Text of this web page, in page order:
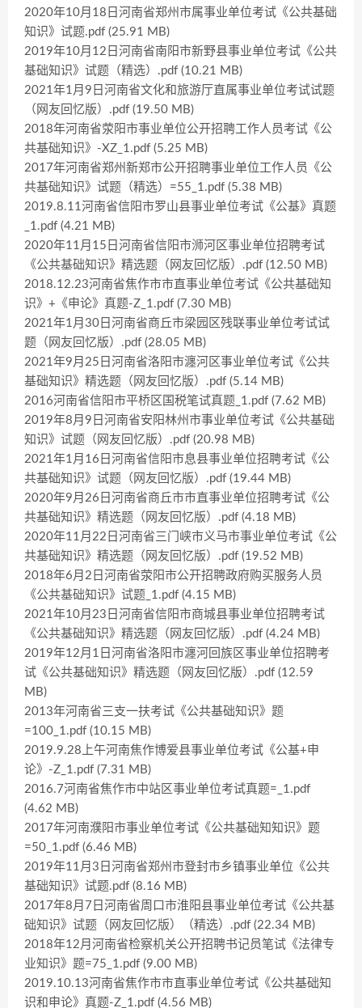
2020年10月18日河南省郑州市属事业单位考试《公共基础
知识》试题.pdf (25.91 MB)
2019年10月12日河南省南阳市新野县事业单位考试《公共
基础知识》试题（精选）.pdf (10.21 MB)
2021年1月9日河南省文化和旅游厅直属事业单位考试试题
（网友回忆版）.pdf (19.50 MB)
2018年河南省荥阳市事业单位公开招聘工作人员考试《公
共基础知识》-XZ_1.pdf (5.25 MB)
2017年河南省郑州新郑市公开招聘事业单位工作人员《公
共基础知识》试题（精选）=55_1.pdf (5.38 MB)
2019.8.11河南省信阳市罗山县事业单位考试《公基》真题
_1.pdf (4.21 MB)
2020年11月15日河南省信阳市浉河区事业单位招聘考试
《公共基础知识》精选题（网友回忆版）.pdf (12.50 MB)
2018.12.23河南省焦作市市直事业单位考试《公共基础知
识》+《申论》真题-Z_1.pdf (7.30 MB)
2021年1月30日河南省商丘市梁园区残联事业单位考试试
题（网友回忆版）.pdf (28.05 MB)
2021年9月25日河南省洛阳市瀍河区事业单位考试《公共
基础知识》精选题（网友回忆版）.pdf (5.14 MB)
2016河南省信阳市平桥区国税笔试真题_1.pdf (7.62 MB)
2019年8月9日河南省安阳林州市事业单位考试《公共基础
知识》试题（网友回忆版）.pdf (20.98 MB)
2021年1月16日河南省信阳市息县事业单位招聘考试《公
共基础知识》试题（网友回忆版）.pdf (19.44 MB)
2020年9月26日河南省商丘市市直事业单位招聘考试《公
共基础知识》精选题（网友回忆版）.pdf (4.18 MB)
2020年11月22日河南省三门峡市义马市事业单位考试《公
共基础知识》精选题（网友回忆版）.pdf (19.52 MB)
2018年6月2日河南省荥阳市公开招聘政府购买服务人员
《公共基础知识》试题_1.pdf (4.15 MB)
2021年10月23日河南省信阳市商城县事业单位招聘考试
《公共基础知识》精选题（网友回忆版）.pdf (4.24 MB)
2019年12月1日河南省洛阳市瀍河回族区事业单位招聘考
试《公共基础知识》精选题（网友回忆版）.pdf (12.59
MB)
2013年河南省三支一扶考试《公共基础知识》题
=100_1.pdf (10.15 MB)
2019.9.28上午河南焦作博爱县事业单位考试《公基+申
论》-Z_1.pdf (7.31 MB)
2016.7河南省焦作市中站区事业单位考试真题=_1.pdf
(4.62 MB)
2017年河南濮阳市事业单位考试《公共基础知知识》题
=50_1.pdf (6.46 MB)
2019年11月3日河南省郑州市登封市乡镇事业单位《公共
基础知识》试题.pdf (8.16 MB)
2017年8月7日河南省周口市淮阳县事业单位考试《公共基
础知识》试题（网友回忆版）（精选）.pdf (22.34 MB)
2018年12月河南省检察机关公开招聘书记员笔试《法律专
业知识》题=75_1.pdf (9.00 MB)
2019.10.13河南省焦作市市直事业单位考试《公共基础知
识和申论》真题-Z_1.pdf (4.56 MB)